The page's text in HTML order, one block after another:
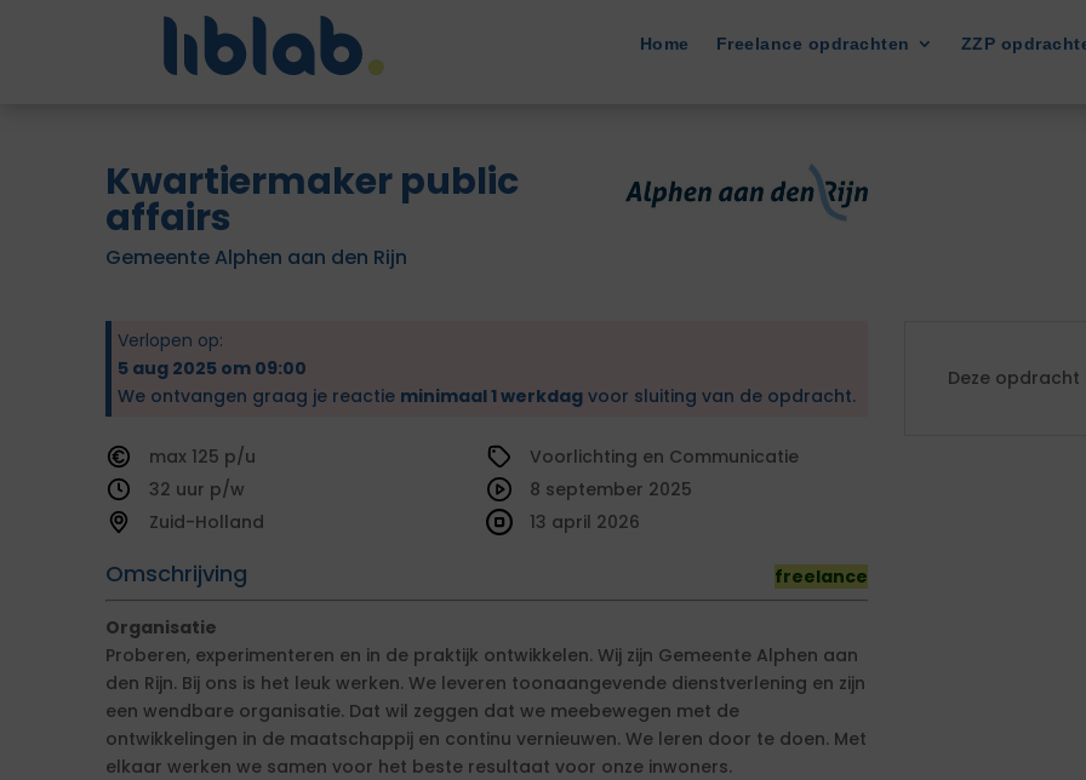
Home Freelance opdrachten ZZP
Kwartiermaker public
affairs
Gemeente Alphen aan den Rijn
Verlopen op:
5 aug 2025 om 09:00
We ontvangen graag je reactie minimaal 1 werkdag voor sluiting van de opdracht.
125
32
Zuid-Holland
Voorlichting en Communicatie
Omschrijving freelance
8 september 2025
13 april 2026
Organisatie
Proberen, experimenteren en in de praktijk ontwikkelen. Wij zijn Gemeente Alphen aan
den Rijn. Bij ons is het leuk werken. We leveren toonaangevende dienstverlening en zijn
een wendbare organisatie. Dat wil zeggen dat we meebewegen met de
ontwikkelingen in de maatschappij en continu vernieuwen. We leren door te doen. Met
elkaar werken we samen voor het beste resultaat voor onze inwoners.
Deze opdracht